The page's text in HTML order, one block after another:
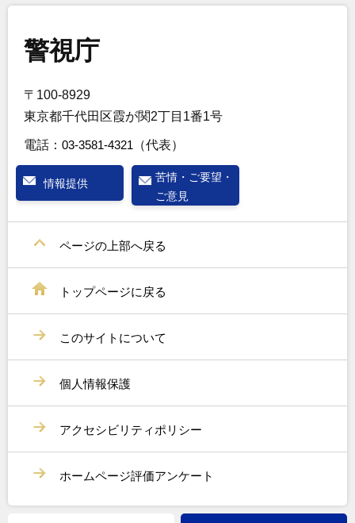
警視庁
〒100-8929
東京都千代田区霞が関2丁目1番1号
電話： 03-3581-4321 （代表）
情報提供
苦情・ご要望・
ご意見
ページの上部へ戻る
トップページに戻る
このサイトについて
個人情報保護
アクセシビリティポリシー
ホームページ評価アンケート